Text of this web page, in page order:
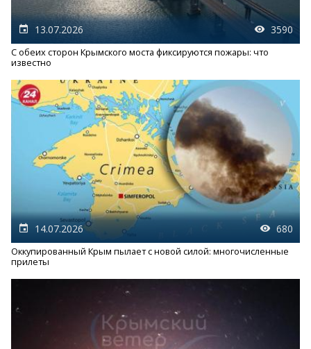
13.07.2026 3590
С обеих сторон Крымского моста фиксируются пожары: что
известно
14.07.2026 680
Оккупированный Крым пылает с новой силой: многочисленные
прилеты